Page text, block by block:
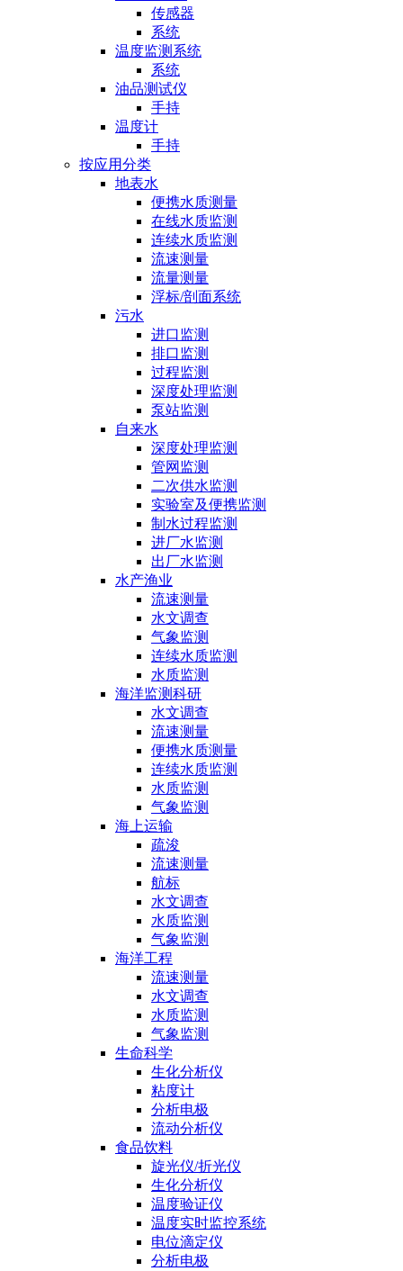
传感器
系统
温度监测系统
系统
油品测试仪
手持
温度计
手持
按应用分类
地表水
便携水质测量
在线水质监测
连续水质监测
流速测量
流量测量
浮标/剖面系统
污水
进口监测
排口监测
过程监测
深度处理监测
泵站监测
自来水
深度处理监测
管网监测
二次供水监测
实验室及便携监测
制水过程监测
进厂水监测
出厂水监测
水产渔业
流速测量
水文调查
气象监测
连续水质监测
水质监测
海洋监测科研
水文调查
流速测量
便携水质测量
连续水质监测
水质监测
气象监测
海上运输
疏浚
流速测量
航标
水文调查
水质监测
气象监测
海洋工程
流速测量
水文调查
水质监测
气象监测
生命科学
生化分析仪
粘度计
分析电极
流动分析仪
食品饮料
旋光仪/折光仪
生化分析仪
温度验证仪
温度实时监控系统
电位滴定仪
分析电极